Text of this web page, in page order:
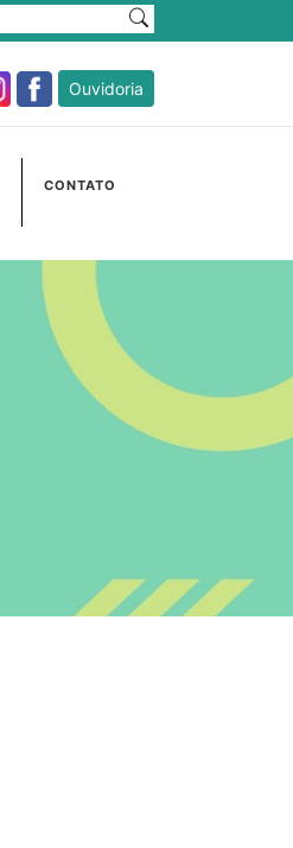
Ouvidoria
CONTATO